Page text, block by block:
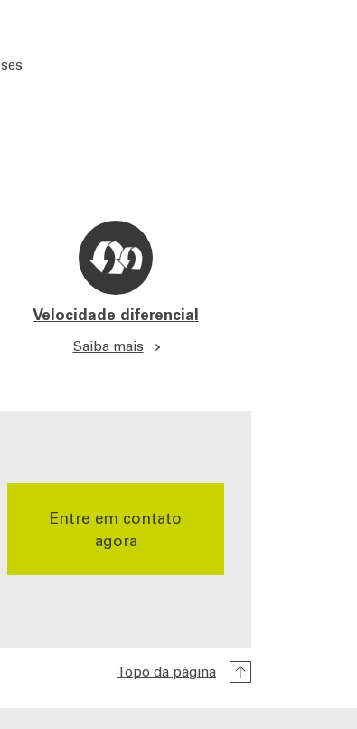
Velocidade diferencial
Saiba mais
Entre em contato
agora
Topo da página